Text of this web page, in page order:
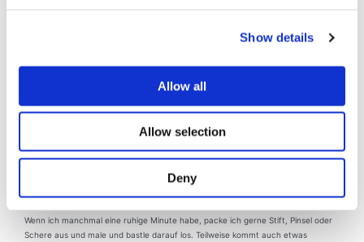
Show details
Allow all
Allow selection
Deny
Gekritzeltes und Gebasteltes
Wenn ich manchmal eine ruhige Minute habe, packe ich gerne Stift, Pinsel oder
Schere aus und male und bastle darauf los. Teilweise kommt auch etwas